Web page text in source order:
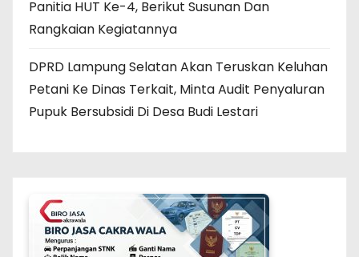
Panitia HUT Ke-4, Berikut Susunan Dan
Rangkaian Kegiatannya
DPRD Lampung Selatan Akan Teruskan Keluhan
Petani Ke Dinas Terkait, Minta Audit Penyaluran
Pupuk Bersubsidi Di Desa Budi Lestari